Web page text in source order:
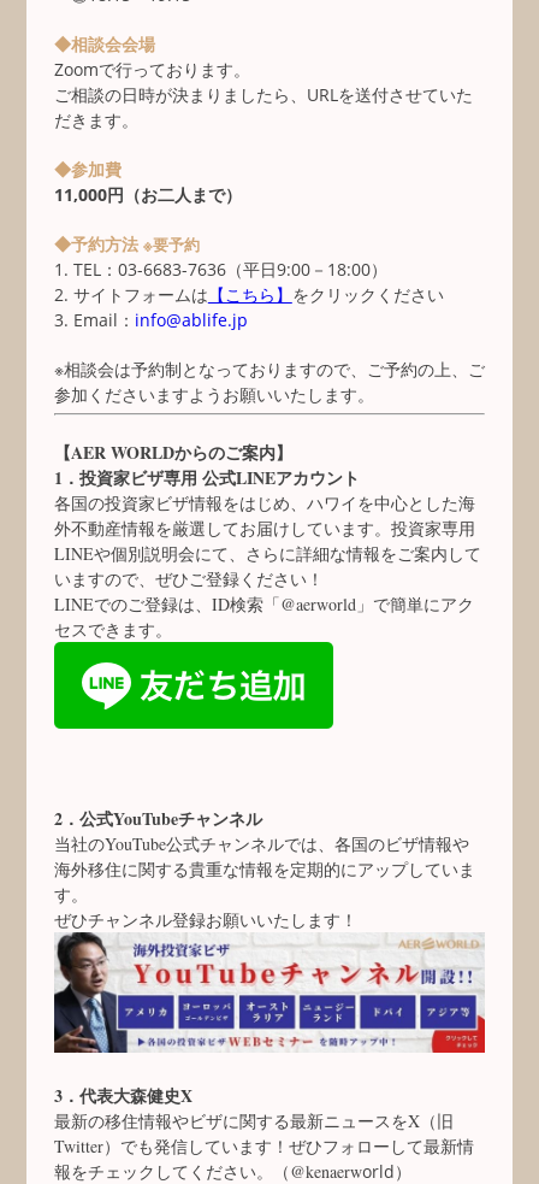
◆相談会会場
Zoomで行っております。
ご相談の日時が決まりましたら、URLを送付させていた
だきます。
◆参加費
11,000円（お二人まで）
◆予約方法 ※要予約
1. TEL：03-6683-7636（平日9:00－18:00）
2. サイトフォームは 【こちら】 をクリックください
3. Email： info@ablife.jp
※相談会は予約制となっておりますので、ご予約の上、ご
参加くださいますようお願いいたします。
【AER WORLDからのご案内】
1．投資家ビザ専用 公式LINEアカウント
各国の投資家ビザ情報をはじめ、ハワイを中心とした海
外不動産情報を厳選してお届けしています。投資家専用
LINEや個別説明会にて、さらに詳細な情報をご案内して
いますので、ぜひご登録ください！
LINEでのご登録は、ID検索「@aerworld」で簡単にアク
セスできます。
2．公式YouTubeチャンネル
当社のYouTube公式チャンネルでは、各国のビザ情報や
海外移住に関する貴重な情報を定期的にアップしていま
す。
ぜひチャンネル登録お願いいたします！
3．代表大森健史X
最新の移住情報やビザに関する最新ニュースをX（旧
Twitter）でも発信しています！ぜひフォローして最新情
報をチェックしてください。（@kenaerworld）